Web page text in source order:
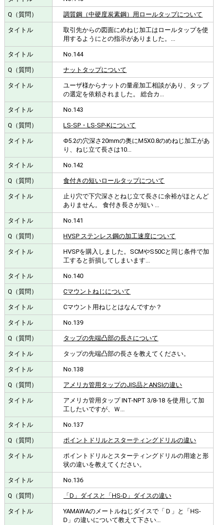
調質鋼（中硬度炭素鋼）用ロールタップについて
取引先からの図面にめねじ加工はロールタップを使
用するようにとの指示がありました。...
No.144
ナットタップについて
ユーザ様からナットの量産加工相談があり、タップ
の選定を依頼されました。 総合カ...
No.143
LS-SP・LS-SP-Kについて
Φ5.2の穴深さ20mmの奥にM5X0.8のめねじ加工があ
り、ねじ立て長さは10...
No.142
食付きの短いロールタップについて
止り穴で下穴深さとねじ立て長さに余裕がほとんど
ありません。 食付き長さが短い ...
No.141
HVSP ステンレス鋼の加工速度について
HVSPを購入しました。SCMやS50Cと同じ条件で加
工すると折損してしまいます...
No.140
Cマウントねじについて
Cマウント用ねじとはなんですか？
No.139
タップの先端凸部の長さについて
タップの先端凸部の長さを教えてください。
No.138
アメリカ管用タップのJIS品とANSIの違い
アメリカ管用タップ INT-NPT 3/8-18 を使用して加
工したいですが、Ｗ...
No.137
ポイントドリルとスターティングドリルの違い
ポイントドリルとスターティングドリルの用途と形
状の違いを教えてください。
No.136
「D」ダイスと「HS-D」ダイスの違い
YAMAWAのメートルねじダイスで「Ｄ」と「HS-
D」の違いについて教えて下さい...